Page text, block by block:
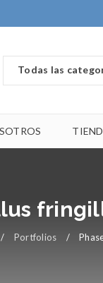
/ Portfolios /